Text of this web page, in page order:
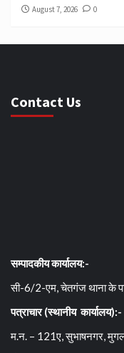
August 7, 2026 0
Contact Us
सम्पादकीय कार्यालय:-
सी-6/2-एम, चेतगंज थाना के
पत्राचार (स्थानीय कार्यालय):-
म.न. – 121ए, सुभाषनगर,